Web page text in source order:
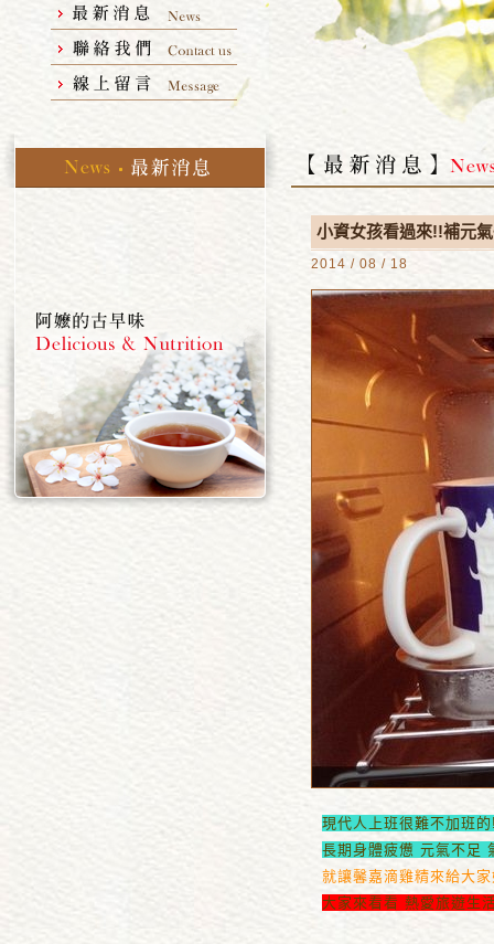
小資女孩看過來!!補元
2014 / 08 / 18
現代人上班很難不加班
長期身體疲憊 元氣不足
就讓馨嘉滴雞精來給大
大家來看看 熱愛旅遊生